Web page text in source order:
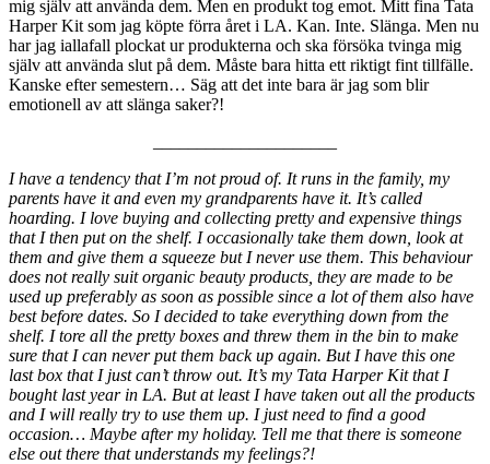
mig själv att använda dem. Men en produkt tog emot. Mitt fina Tata
Harper Kit som jag köpte förra året i LA. Kan. Inte. Slänga. Men nu
har jag iallafall plockat ur produkterna och ska försöka tvinga mig
själv att använda slut på dem. Måste bara hitta ett riktigt fint tillfälle.
Kanske efter semestern… Säg att det inte bara är jag som blir
emotionell av att slänga saker?!
I have a tendency that I’m not proud of. It runs in the family, my
parents have it and even my grandparents have it. It’s called
hoarding. I love buying and collecting pretty and expensive things
that I then put on the shelf. I occasionally take them down, look at
them and give them a squeeze but I never use them. This behaviour
does not really suit organic beauty products, they are made to be
used up preferably as soon as possible since a lot of them also have
best before dates. So I decided to take everything down from the
shelf. I tore all the pretty boxes and threw them in the bin to make
sure that I can never put them back up again. But I have this one
last box that I just can’t throw out. It’s my Tata Harper Kit that I
bought last year in LA. But at least I have taken out all the products
and I will really try to use them up. I just need to find a good
occasion… Maybe after my holiday. Tell me that there is someone
else out there that understands my feelings?!